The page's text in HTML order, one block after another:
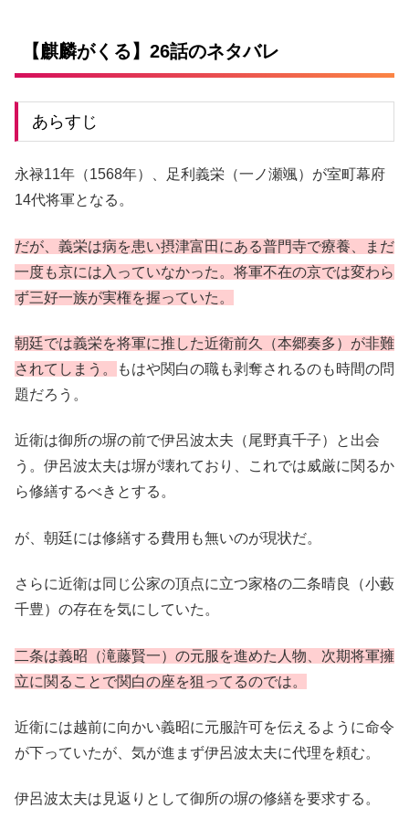
【麒麟がくる】26話のネタバレ
あらすじ
永禄11年（1568年）、足利義栄（一ノ瀬颯）が室町幕府
14代将軍となる。
だが、義栄は病を患い摂津富田にある普門寺で療養、まだ
一度も京には入っていなかった。将軍不在の京では変わら
ず三好一族が実権を握っていた。
朝廷では義栄を将軍に推した近衛前久（本郷奏多）が非難
されてしまう。
もはや関白の職も剥奪されるのも時間の問
題だろう。
近衛は御所の塀の前で伊呂波太夫（尾野真千子）と出会
う。伊呂波太夫は塀が壊れており、これでは威厳に関るか
ら修繕するべきとする。
が、朝廷には修繕する費用も無いのが現状だ。
さらに近衛は同じ公家の頂点に立つ家格の二条晴良（小藪
千豊）の存在を気にしていた。
二条は義昭（滝藤賢一）の元服を進めた人物、次期将軍擁
立に関ることで関白の座を狙ってるのでは。
近衛には越前に向かい義昭に元服許可を伝えるように命令
が下っていたが、気が進まず伊呂波太夫に代理を頼む。
伊呂波太夫は見返りとして御所の塀の修繕を要求する。